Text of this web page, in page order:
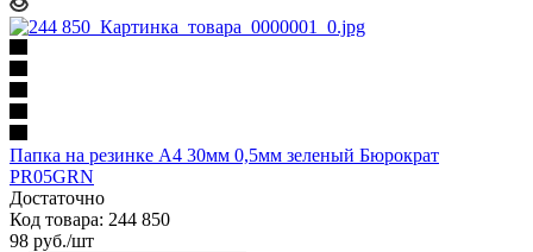
Папка на резинке A4 30мм 0,5мм зеленый Бюрократ
PR05GRN
Достаточно
Код товара: 244 850
98 руб./шт